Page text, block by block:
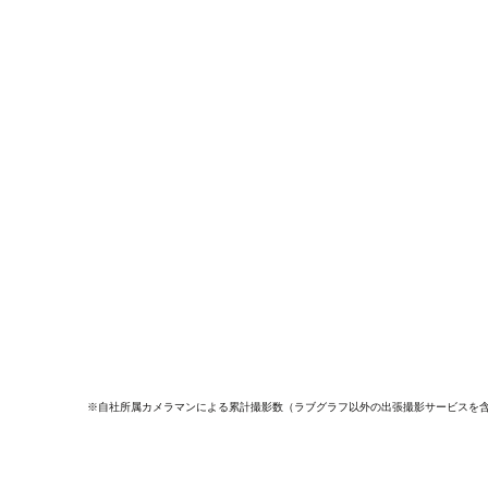
※自社所属カメラマンによる累計撮影数（ラブグラフ以外の出張撮影サービスを